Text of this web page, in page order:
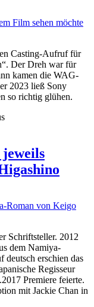
Casting-Aufruf für
Der Dreh war für
kamen die WAG-
2023 ließ Sony
so richtig glühen.
Schriftsteller. 2012
dem Namiya-
deutsch erschien das
Regisseur
Premiere feierte.
mit Jackie Chan in